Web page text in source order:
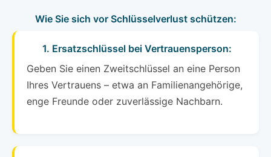
Wie Sie sich vor Schlüsselverlust schützen:
1. Ersatzschlüssel bei Vertrauensperson:
Geben Sie einen Zweitschlüssel an eine Person
Ihres Vertrauens – etwa an Familienangehörige,
enge Freunde oder zuverlässige Nachbarn.